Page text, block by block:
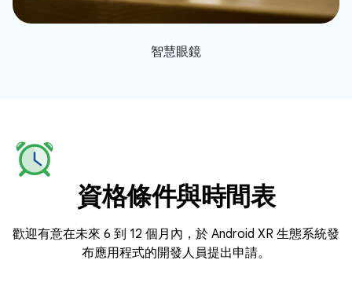
智慧眼鏡
資格條件與時間表
歡迎有意在未來 6 到 12 個月內，於 Android XR 生態系統發
布應用程式的開發人員提出申請。